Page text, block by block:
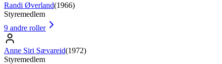
Randi Øverland(1966)
Styremedlem
9 andre roller
Anne Siri Sævareid(1972)
Styremedlem